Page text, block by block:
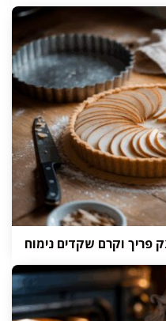
פריך וקרם שקדים נימוח